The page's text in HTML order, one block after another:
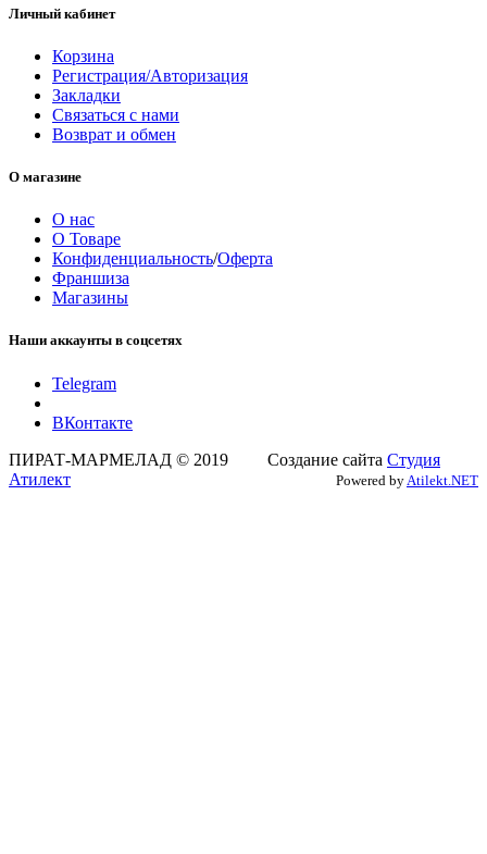
Личный кабинет
Корзина
Регистрация/Авторизация
Закладки
Связаться с нами
Возврат и обмен
О магазине
О нас
О Товаре
Конфиденциальность/Оферта
Франшиза
Магазины
Наши аккаунты в соцсетях
Telegram
ВКонтакте
ПИРАТ-МАРМЕЛАД © 2019 Создание сайта Студия
Атилект
Powered by Atilekt.NET